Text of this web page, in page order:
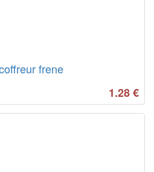
frene
1.28€